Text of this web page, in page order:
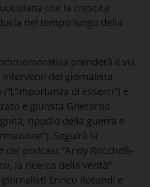
che la crescita
nel tempo lungo della
prenderà il via
interventi del giornalista
di esserci”) e
e giurista Gherardo
ripudio della guerra e
Seguirà la
del podcast “Andy Rocchelli-
la ricerca della verità”
Enrico Rotondi e